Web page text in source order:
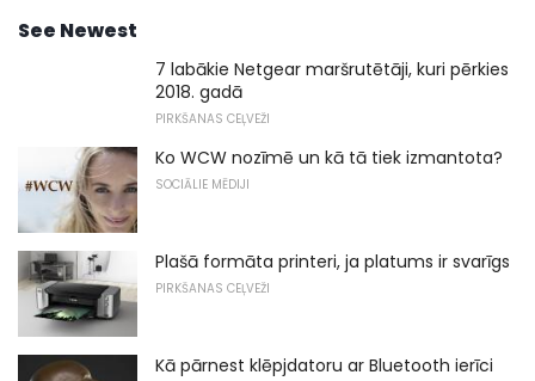
See Newest
7 labākie Netgear maršrutētāji, kuri pērkies
2018. gadā
PIRKŠANAS CEĻVEŽI
Ko WCW nozīmē un kā tā tiek izmantota?
SOCIĀLIE MĒDIJI
Plašā formāta printeri, ja platums ir svarīgs
PIRKŠANAS CEĻVEŽI
Kā pārnest klēpjdatoru ar Bluetooth ierīci